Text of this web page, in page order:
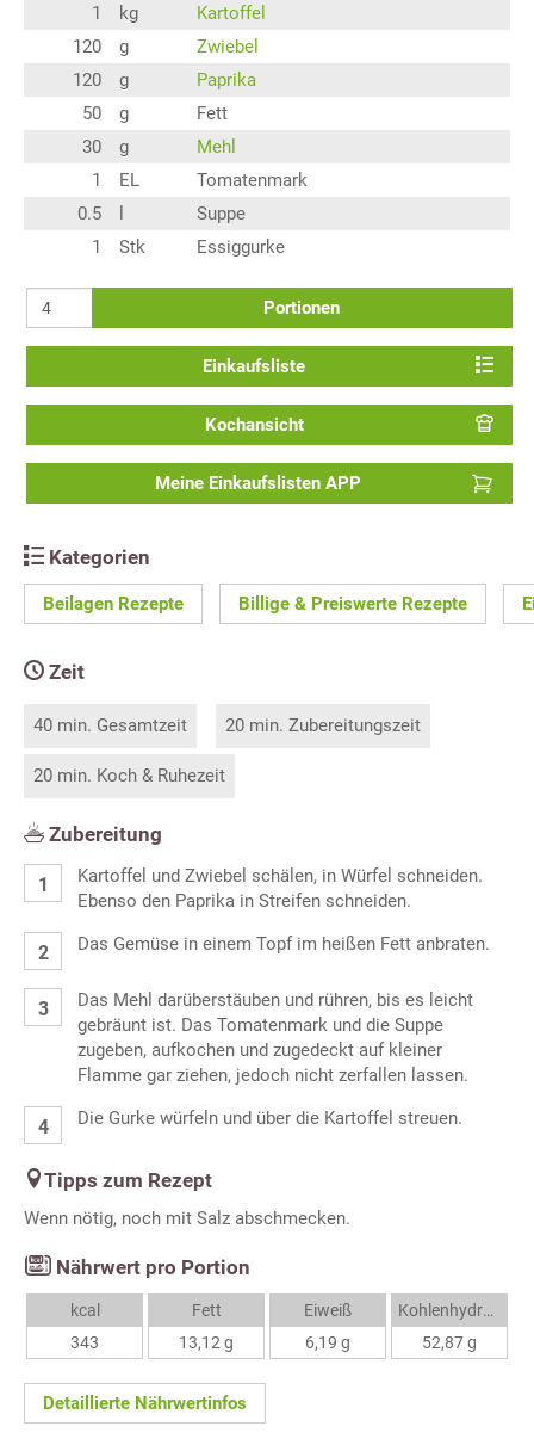
1 kg
Kartoffel
120
g
Zwiebel
120
g
Paprika
50
g
Fett
30
g
Mehl
1
EL
Tomatenmark
0.5
Suppe
1
Stk Essiggurke
Portionen
Einkaufsliste
Kochansicht
Meine Einkaufslisten APP
Kategorien
Beilagen Rezepte Billige & Preiswerte Rezepte
Zeit
40 min. Gesamtzeit 20 min. Zubereitungszeit
20 min. Koch & Ruhezeit
Zubereitung
Kartoffel und Zwiebel schälen, in Würfel schneiden.
Ebenso den Paprika in Streifen schneiden.
Das Gemüse in einem Topf im heißen Fett anbraten.
Das Mehl darüberstäuben und rühren, bis es leicht
gebräunt ist. Das Tomatenmark und die Suppe
zugeben, aufkochen und zugedeckt auf kleiner
Flamme gar ziehen, jedoch nicht zerfallen lassen.
Die Gurke würfeln und über die Kartoffel streuen.
Tipps zum Rezept
Wenn nötig, noch mit Salz abschmecken.
Nährwert pro Portion
kcal
343
Fett
13,12 g
Eiweiß
6,19 g
Kohlenhydrate
52,87 g
Detaillierte Nährwertinfos